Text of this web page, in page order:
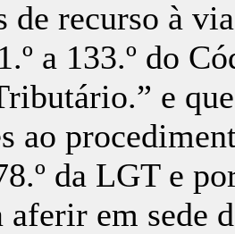
de recurso à
a 133.º do
e
ao
da LGT e
aferir em sede